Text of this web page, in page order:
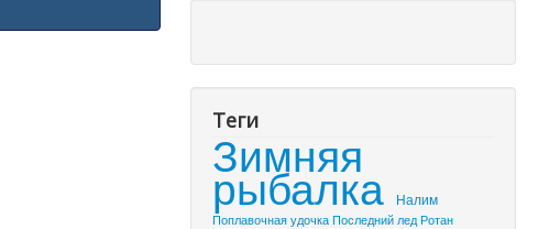
Теги
Зимняя
рыбалка
Налим
Поплавочная удочкаПоследний лед Ротан